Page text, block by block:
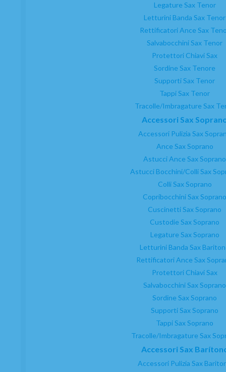
Legature Sax Tenor
Letturini Banda Sax Tenor
Rettificatori Ance Sax
Salvabocchini Sax Tenor
Protettori Chiavi Sax
Sordine Sax Tenore
Supporti Sax Tenor
Tappi Sax Tenor
Tracolle/Imbragature Sax
Accessori Sax
Accessori Pulizia Sax
Ance Sax Soprano
Astucci Ance Sax Soprano
Astucci Bocchini/Colli Sax
Colli Sax Soprano
Copribocchini Sax Soprano
Cuscinetti Sax Soprano
Custodie Sax Soprano
Legature Sax Soprano
Letturini Banda Sax
Rettificatori Ance Sax
Protettori Chiavi Sax
Salvabocchini Sax Soprano
Sordine Sax Soprano
Supporti Sax Soprano
Tappi Sax Soprano
Tracolle/Imbragature Sax
Accessori Sax
Accessori Pulizia Sax